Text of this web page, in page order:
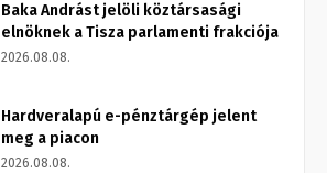
Baka Andrást jelöli köztársasági
elnöknek a Tisza parlamenti frakciója
2026.08.08.
Hardveralapú e-pénztárgép jelent
meg a piacon
2026.08.08.